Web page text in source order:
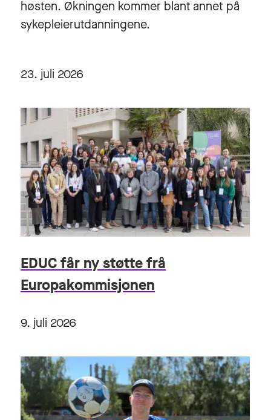
høsten. Økningen kommer blant annet på
sykepleierutdanningene.
23. juli 2026
EDUC får ny støtte frå
Europakommisjonen
9. juli 2026